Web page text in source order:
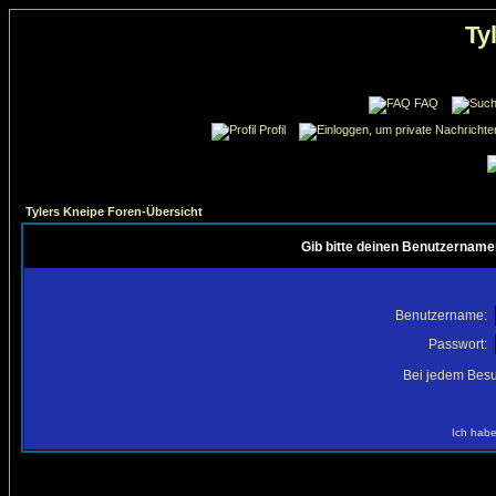
FAQ
Profil
Tylers Kneipe Foren-Übersicht
Gib bitte deinen
Benutzername:
Passwort:
Bei jedem
Ich